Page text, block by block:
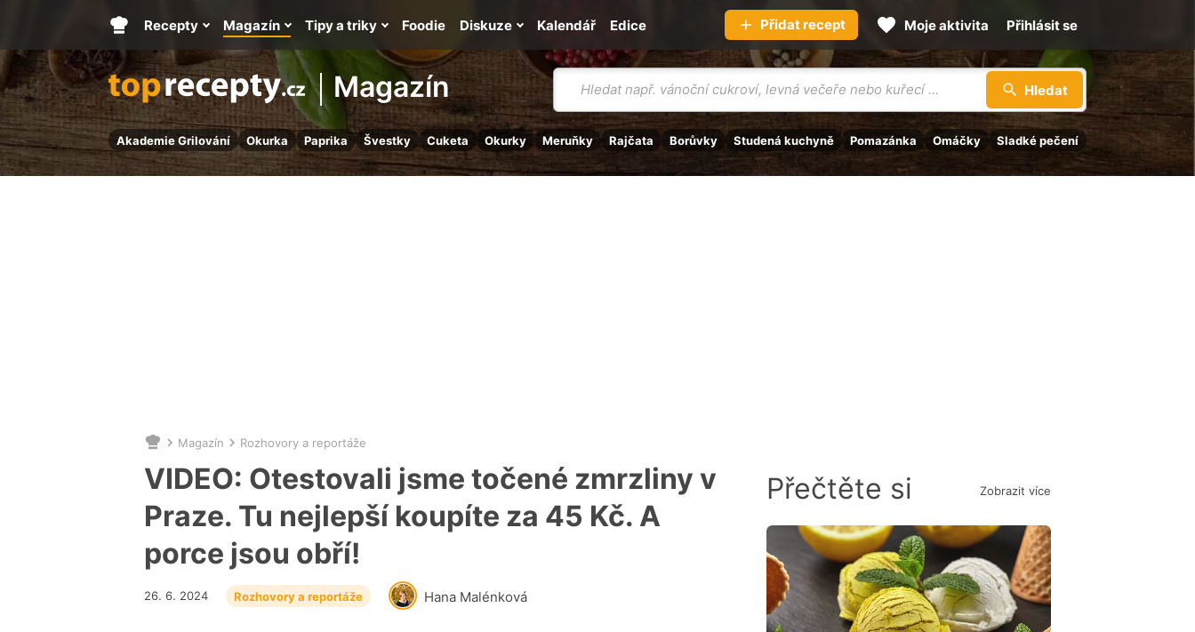
Magazín
Vyhledávání
Hledat
Akademie Grilování Okurka Paprika Švestky Cuketa Okurky Meruňky Rajčata Borůvky Studená kuchyně Pomazánka Omáčky Sladké pečení
Hlavní
stránka
Recepty Magazín Tipy a triky Kalendář
Foodie Diskuze Edice Přidat recept Moje aktivita Přihlásit se
Nacházíte
se
zde:
Magazín Rozhovory a reportáže
VIDEO: Otestovali jsme točené zmrzliny v
Praze. Tu nejlepší koupíte za 45 Kč. A
porce jsou obří!
Hana Malénková
26. 6. 2024 Rozhovory a reportáže
Přečtěte si Zobrazit více